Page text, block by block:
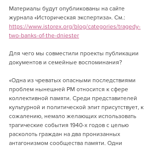
Материалы будут опубликованы на сайте
журнала «Историческая экспертиза». См.:
https://www.istorex.org/blog/categories/tragedy-
two-banks-of-the-dniester
Для чего мы совместили проекты публикации
документов и семейные воспоминания?
«Одна из чреватых опасными последствиями
проблем нынешней РМ относится к сфере
коллективной памяти. Среди представителей
культурной и политической элит присутствует, к
сожалению, немало желающих использовать
трагические события 1940-х годов с целью
расколоть граждан на два пронизанных
антагонизмом сообщества памяти. Одни